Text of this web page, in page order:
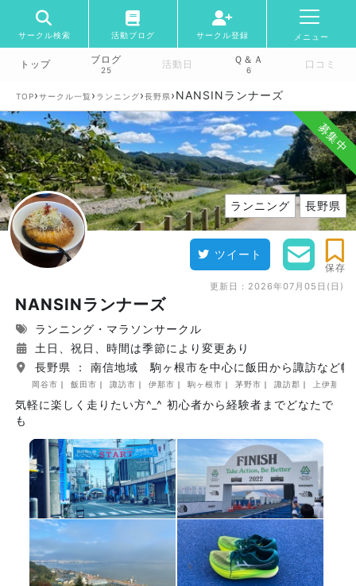
サークル検索 活動ブログ サークル登録 メニュー
トップ ブログ
25 活動日 Ｑ＆Ａ
6 口コミ
TOP›サークル一覧 › ランニング›長野県›NANSINランナーズ
募集中
ランニング 長野県
ツイート
保存
更新日： 2026年07月05日(日)
NANSINランナーズ
ランニング・マラソンサークル
土日、祝日、時間は季節により変更あり
長野県 ： 南信地域 駒ヶ根市を中心に飯田から諏訪など幅
岡谷市 飯田市 諏訪市 伊那市 駒ヶ根市 茅野市 諏訪郡 上伊那郡
気軽に楽しく走りたい方^_^ 初心者から経験者までどなたで
も